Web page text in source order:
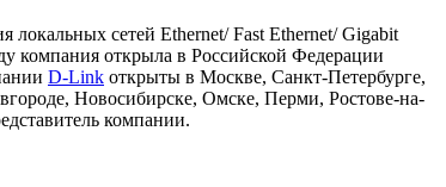
сетей Ethernet/ Fast Ethernet/ Gigabit
компания открыла в Российской Федерации
D-Link открыты в Москве, Санкт-Петербурге,
Новосибирске, Омске, Перми, Ростове-на-
компании.